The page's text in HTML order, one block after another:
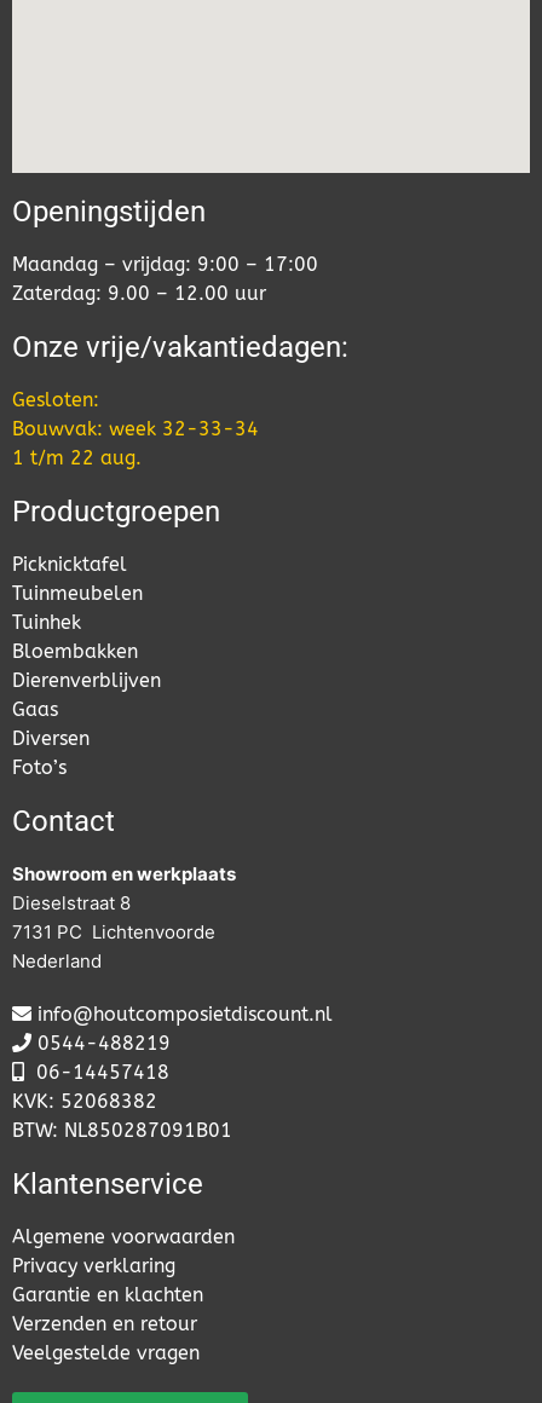
Openingstijden
Maandag – vrijdag: 9:00 – 17:00
Zaterdag: 9.00 – 12.00 uur
Onze vrije/vakantiedagen:
Gesloten:
Bouwvak: week 32-33-34
1 t/m 22 aug.
Productgroepen
Picknicktafel
Tuinmeubelen
Tuinhek
Bloembakken
Dierenverblijven
Gaas
Diversen
Foto’s
Contact
Showroom en werkplaats
Dieselstraat 8
7131 PC Lichtenvoorde
Nederland
info@houtcomposietdiscount.nl
0544-488219
06- 14457418
KVK: 52068382
BTW: NL850287091B01
Klantenservice
Algemene voorwaarden
Privacy verklaring
Garantie en klachten
Verzenden en retour
Veelgestelde vragen